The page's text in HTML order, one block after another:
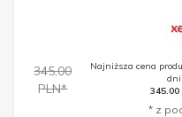
345,00
PLN*
Najniższa cena
dni:
345.00
* z